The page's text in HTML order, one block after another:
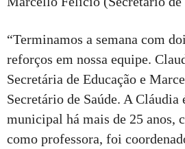
“Terminamos a semana com
reforços em nossa equipe.
Secretária de Educação e
Secretário de Saúde. A
municipal há mais de 25 anos,
como professora, foi